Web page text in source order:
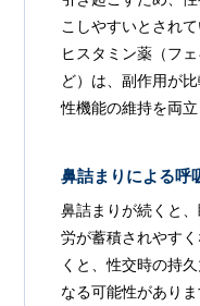
こしやすいとされ
ヒスタミン薬（フ
ど）は、副作用が
性機能の維持を両立
鼻詰まりによる呼
鼻詰まりが続くと
労が蓄積されやす
くと、性交時の持
なる可能性がありま